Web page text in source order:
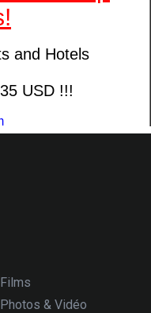
Films
Photos & Vidéo